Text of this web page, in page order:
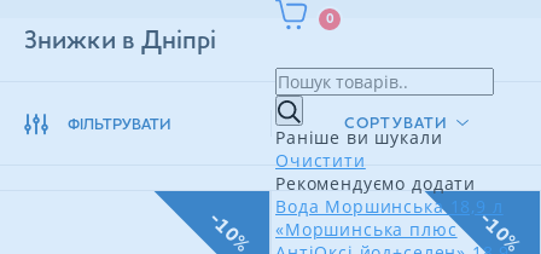
0
Раніше ви шукали
Очистити
Рекомендуємо додати
Вода Моршинська 18,9 л
«Моршинська плюс
Знижки в Дніпрі
ФІЛЬТРУВАТИ СОРТУВАТИ
-10% -10%